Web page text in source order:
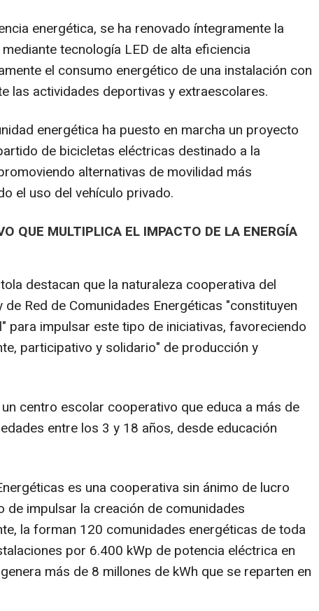
energética, se ha renovado íntegramente la
tecnología LED de alta eficiencia
el consumo energético de una instalación con
las actividades deportivas y extraescolares.
energética ha puesto en marcha un proyecto
de bicicletas eléctricas destinado a la
alternativas de movilidad más
el uso del vehículo privado.
QUE MULTIPLICA EL IMPACTO DE LA ENERGÍA
destacan que la naturaleza cooperativa del
Red de Comunidades Energéticas "constituyen
para impulsar este tipo de iniciativas, favoreciendo
participativo y solidario" de producción y
centro escolar cooperativo que educa a más de
entre los 3 y 18 años, desde educación
es una cooperativa sin ánimo de lucro
de impulsar la creación de comunidades
la forman 120 comunidades energéticas de toda
por 6.400 kWp de potencia eléctrica en
más de 8 millones de kWh que se reparten en